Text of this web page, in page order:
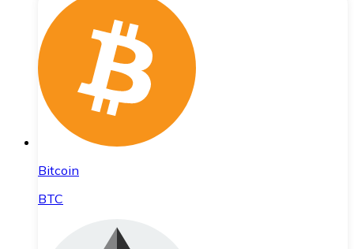
Bitcoin
BTC